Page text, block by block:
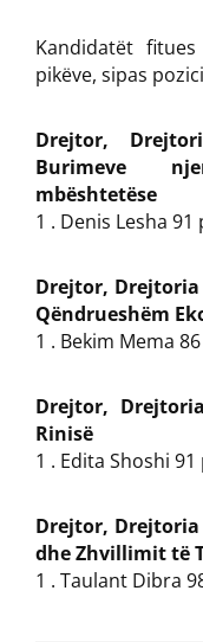
Kandidatët
pikëve, sipas
Drejtor,
Burimeve
mbështetëse
1 . Denis Lesha 91
Drejtor,
Qëndrueshëm
1 . Bekim Mema
Drejtor,
Rinisë
1 . Edita Shoshi 91
Drejtor,
dhe Zhvillimit të
1 . Taulant Dibra